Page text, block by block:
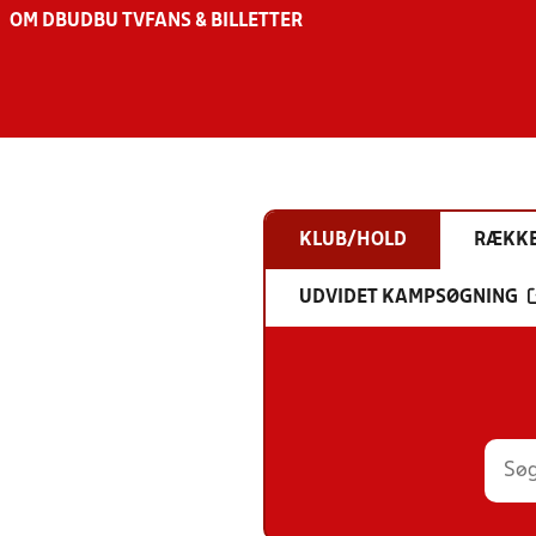
OM DBU DBU TV FANS & BILLETTER
KLUB/HOLD
UDVIDET KAMPSØGNING